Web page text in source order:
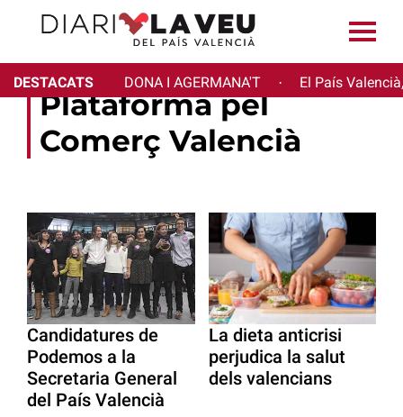
DESTACATS DONA I AGERMANA'T · El País
Plataforma pel
Comerç Valencià
Candidatures de
Podemos a la
Secretaria General
del País Valencià
La dieta anticrisi
perjudica la salut
dels valencians